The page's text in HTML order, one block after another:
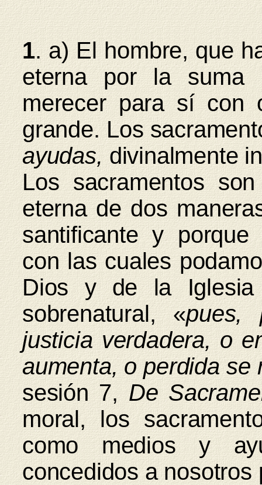
1. a) El hombre, que
eterna por la suma
merecer para sí con
grande. Los
ayudas, divinalmente
Los sacramentos
eterna de dos
santificante y porque
con las cuales
Dios y de la
sobrenatural, «pues,
justicia verdadera, o
aumenta, o perdida se
sesión 7, De
moral, los
como medios y
concedidos a nosotros